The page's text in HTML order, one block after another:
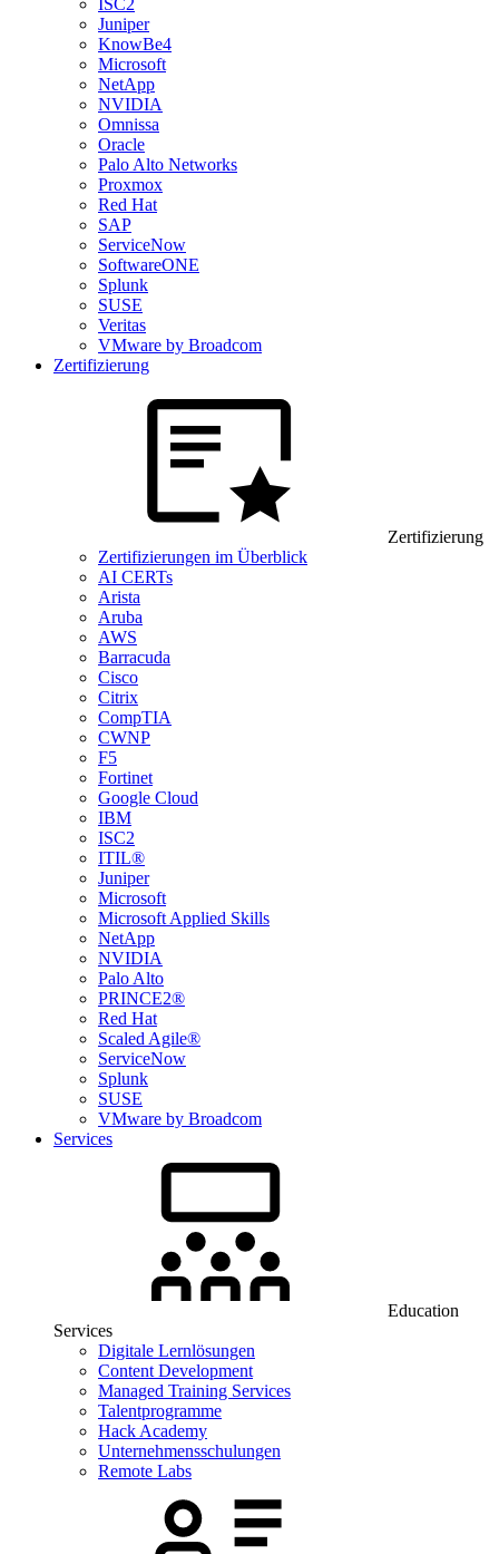
ISC2
Juniper
KnowBe4
Microsoft
NetApp
NVIDIA
Omnissa
Oracle
Palo Alto Networks
Proxmox
Red Hat
SAP
ServiceNow
SoftwareONE
Splunk
SUSE
Veritas
VMware by Broadcom
Zertifizierung
Zertifizierung
Zertifizierungen im Überblick
AI CERTs
Arista
Aruba
AWS
Barracuda
Cisco
Citrix
CompTIA
CWNP
F5
Fortinet
Google Cloud
IBM
ISC2
ITIL®
Juniper
Microsoft
Microsoft Applied Skills
NetApp
NVIDIA
Palo Alto
PRINCE2®
Red Hat
Scaled Agile®
ServiceNow
Splunk
SUSE
VMware by Broadcom
Services
Education
Services
Digitale Lernlösungen
Content Development
Managed Training Services
Talentprogramme
Hack Academy
Unternehmensschulungen
Remote Labs